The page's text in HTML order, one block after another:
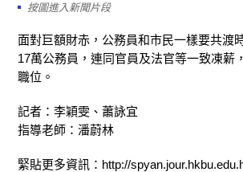
按圖進入新聞片段
面對巨額財赤，公務員和市民一樣要共渡
17萬公務員，連同官員及法官等一致凍薪
職位。
記者：李穎雯、蕭詠宜
指導老師：潘蔚林
緊貼更多資訊：http://